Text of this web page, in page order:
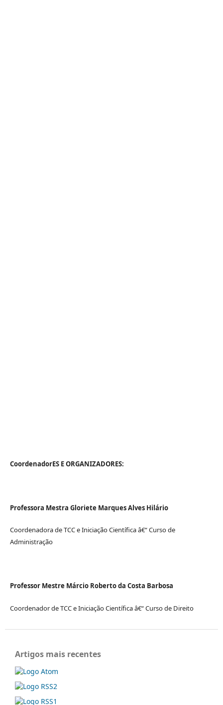
CoordenadorES E ORGANIZADORES:
Professora Mestra Gloriete Marques Alves Hilário
Coordenadora de TCC e Iniciação Científica â€“ Curso de
Administração
Professor Mestre Márcio Roberto da Costa Barbosa
Coordenador de TCC e Iniciação Científica â€“ Curso de Direito
Artigos mais recentes